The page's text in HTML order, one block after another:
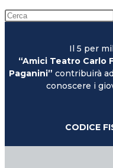
Il 5 per
“Amici Teatro Carlo
Paganini” contribuirà
conoscere i
CODICE